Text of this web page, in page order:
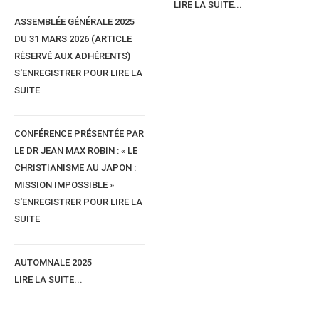
ASSEMBLÉE GÉNÉRALE 2025
DU 31 MARS 2026 (ARTICLE
RÉSERVÉ AUX ADHÉRENTS)
S'ENREGISTRER POUR LIRE LA
SUITE
CONFÉRENCE PRÉSENTÉE PAR
LE DR JEAN MAX ROBIN : « LE
CHRISTIANISME AU JAPON :
MISSION IMPOSSIBLE »
S'ENREGISTRER POUR LIRE LA
SUITE
AUTOMNALE 2025
LIRE LA SUITE...
LIRE LA SUITE...
Rew nahuk njegu